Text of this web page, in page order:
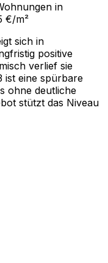
in
€/m²
sich in
positive
verlief sie
ist eine spürbare
ohne deutliche
stützt das Niveau